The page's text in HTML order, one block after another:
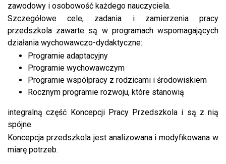
zawodowy i osobowość każdego nauczyciela.
Szczegółowe cele, zadania i zamierzenia pracy
przedszkola zawarte są w programach wspomagających
działania wychowawczo-dydaktyczne:
Programie adaptacyjny
Programie wychowawczym
Programie współpracy z rodzicami i środowiskiem
Rocznym programie rozwoju, które stanowią
integralną część Koncepcji Pracy Przedszkola i są z nią
spójne.
Koncepcja przedszkola jest analizowana i modyfikowana w
miarę potrzeb.